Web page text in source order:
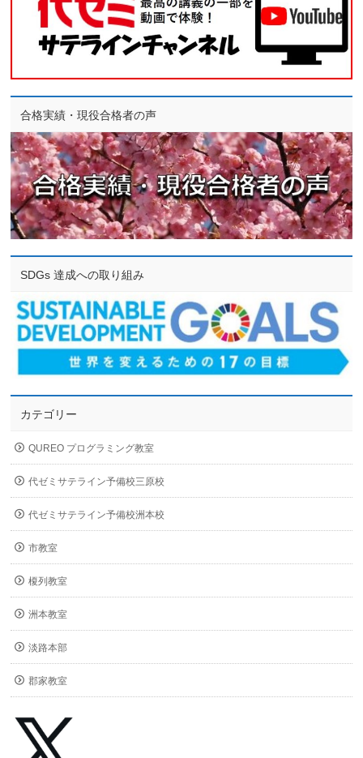
合格実績・現役合格者の声
SDGs 達成への取り組み
カテゴリー
QUREO プログラミング教室
代ゼミサテライン予備校三原校
代ゼミサテライン予備校洲本校
市教室
榎列教室
洲本教室
淡路本部
郡家教室